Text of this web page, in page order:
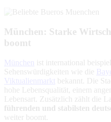
München: Starke
boomt
München ist international
Sehenswürdigkeiten wie die
Viktualienmarkt bekannt. Die
hohe Lebensqualität, einem
Lebensart. Zusätzlich zählt die
führenden und stabilsten
weiter boomt.